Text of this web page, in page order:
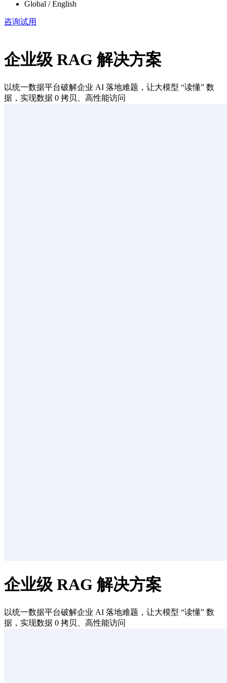
Global / English
咨询试用
企业级 RAG 解决方案
以统一数据平台破解企业 AI 落地难题，让大模型 “读懂” 数
据，实现数据 0 拷贝、高性能访问
企业级 RAG 解决方案
以统一数据平台破解企业 AI 落地难题，让大模型 “读懂” 数
据，实现数据 0 拷贝、高性能访问